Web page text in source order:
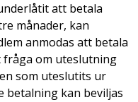
att betala
månader, kan
anmodas att betala
om uteslutning
som uteslutits ur
betalning kan beviljas